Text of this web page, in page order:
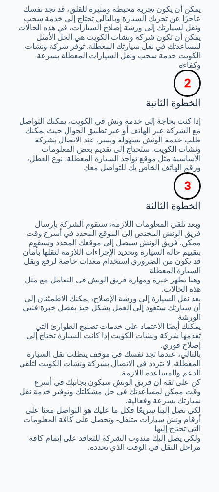
يمكن أن يكون تجربة محبطة ومثيرة للقلق، قد تجد نفسك
عاجزًا عن تحريك السيارة وبالتالي تحتاج إلى خدمة سحب
ونقل لسيارتك إلى ورشة إصلاح السيارات، في هذه الحالات
يمكن أن تكون شركة ونشات الكويت هي الحل الأمثل
لمساعدتك في نقل سيارتك المعطلة. توفر شركة ونشات
الكويت خدمة سحب ونقل السيارات المعطلة بسرعة
وكفاءة
الخطوة الثانية
إذا كنت بحاجة إلى خدمة ونش في الكويت، يمكنك التواصل
مع الشركة عبر الهاتف أو عبر تطبيق الجوال حيث يمكنك
طلب خدمة الونش بسهولة ويسر. عند الاتصال بشركة
ونشات الكويت، ستحتاج إلى تقديم بعض المعلومات
الأساسية مثل موقع تواجد السيارة المعطلة، نوع العطل،
ورقم الهاتف الخاص بك للتواصل معك
الخطوة الثالثة
وبعد تلقي المعلومات اللازمة، ستقوم الشركة بإرسال
فريق الونش المختص إلى الموقع المحدد في أسرع وقت
ممكن. فريق الونش سيصل إلى موقعك المحدد وسيقوم
بتقييم حالة السيارة وتحديد الإجراءات اللازمة لنقلها بأمان
قد يكون من الضروري استخدام معدات خاصة لرفع ونقل
السيارة المعطلة
وهنا تظهر خبرة ومهارة فريق الونش في التعامل مع مثل
هذه الحالات.
بعد نقل السيارة إلى ورشة الإصلاح، يمكنك الاطمئنان إلى
أن سيارتك ستعود إلى العمل بشكل جيد بفضل خبرة فنيي
الورشة
يمكنك أيضًا الاعتماد على خدمات تصليح الطوارئ التي
تقدمها شركة ونشات الكويت إذا كانت السيارة تحتاج إلى
إصلاح فوري.
بالتالي، عندما تجد نفسك في موقف يتطلب نقل السيارة
المعطلة، لا تتردد في الاتصال بشركة ونشات الكويت لتلقي
الدعم والمساعدة اللازمة.
كن على ثقة أن فريق الونش سيكون بجانبك في أسرع
وقت ممكن لمساعدتك في حل مشكلتك وتوفير خدمة نقل
سيارتك بسرعة وفعالية.
لكي تصل إلينا سريعًا فكل ما عليك هو التواصل معنا على
أرقام ونش سيارات متنقل- وتحصل على كافة المعلومات
التي تحتاج إليها
ولكي يصل إليك مندوب الشركة للتعاقد على إتمام كافة
مراحل النقل في الوقت الذي تحدده.